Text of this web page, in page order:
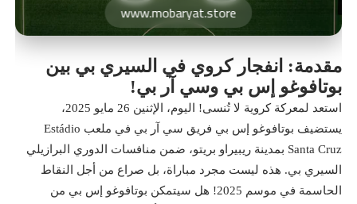
www.mobaryat.store
مقدمة: انفجار كروي في السيري بي بين
بوتافوغو إس بي وسي آر بي!
استعد لمعركة كروية لا تُنسى! اليوم، الإثنين 26 مايو 2025،
يستضيف بوتافوغو إس بي فريق سي آر بي في ملعب Estádio
Santa Cruz بمدينة ريبيراو بريتو، ضمن منافسات الدوري البرازيلي
السيري بي. هذه ليست مجرد مباراة، بل صراع من أجل النقاط
الحاسمة في موسم 2025! هل سيتمكن بوتافوغو إس بي من